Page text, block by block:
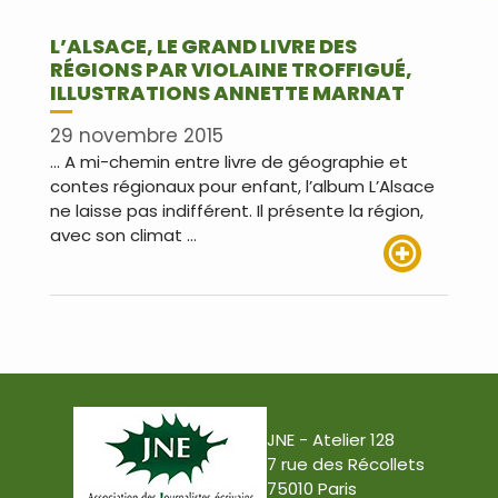
L’ALSACE, LE GRAND LIVRE DES
RÉGIONS PAR VIOLAINE TROFFIGUÉ,
ILLUSTRATIONS ANNETTE MARNAT
29 novembre 2015
… A mi-chemin entre livre de géographie et
contes régionaux pour enfant, l’album L’Alsace
ne laisse pas indifférent. Il présente la région,
avec son climat …
JNE - Atelier 128
7 rue des Récollets
75010 Paris